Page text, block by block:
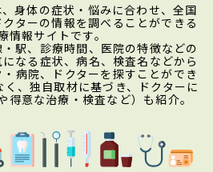
身体の症状・悩みに合わせ、全国
ターの情報を調べることができる
情報サイトです。
駅、診療時間、医院の特徴などの
なる症状、病名、検査名などから
病院、ドクターを探すことができ
、独自取材に基づき、ドクターに
得意な治療・検査など）も紹介。